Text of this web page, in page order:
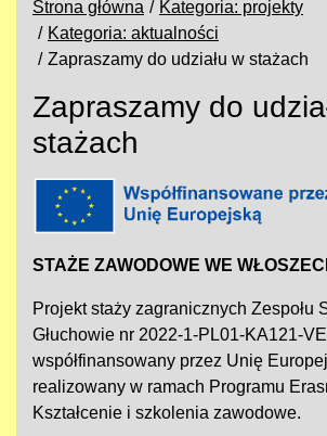
Strona główna
Kategoria: projekty
Kategoria: aktualności
Zapraszamy do udziału w stażach
Zapraszamy do
stażach
STAŻE ZAWODOWE WE
Projekt staży zagranicznych Zespołu
Głuchowie nr 2022-1-PL01-KA121-
współfinansowany przez Unię
realizowany w ramach Programu
Kształcenie i szkolenia zawodowe.